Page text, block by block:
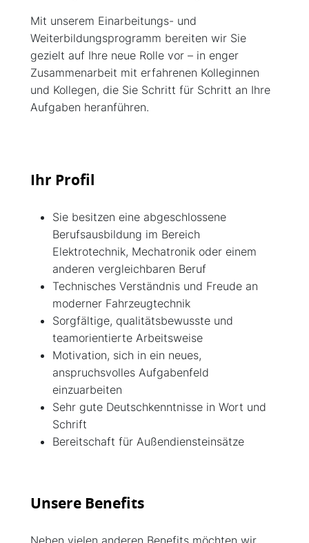
Mit unserem Einarbeitungs- und
Weiterbildungsprogramm bereiten wir Sie
gezielt auf Ihre neue Rolle vor – in enger
Zusammenarbeit mit erfahrenen Kolleginnen
und Kollegen, die Sie Schritt für Schritt an Ihre
Aufgaben heranführen.
Ihr Profil
Sie besitzen eine abgeschlossene
Berufsausbildung im Bereich
Elektrotechnik, Mechatronik oder einem
anderen vergleichbaren Beruf
Technisches Verständnis und Freude an
moderner Fahrzeugtechnik
Sorgfältige, qualitätsbewusste und
teamorientierte Arbeitsweise
Motivation, sich in ein neues,
anspruchsvolles Aufgabenfeld
einzuarbeiten
Sehr gute Deutschkenntnisse in Wort und
Schrift
Bereitschaft für Außendiensteinsätze
Unsere Benefits
Neben vielen anderen Benefits möchten wir